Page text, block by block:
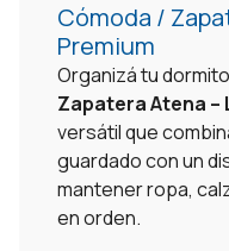
Cómoda /
Premium
Organizá tu
Zapatera Atena –
versátil que
guardado con un
mantener ropa,
en orden.